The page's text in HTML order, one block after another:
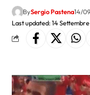
Last updated: 14
BySergio Pastena14/